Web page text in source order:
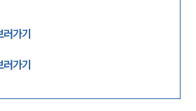
가기
가기